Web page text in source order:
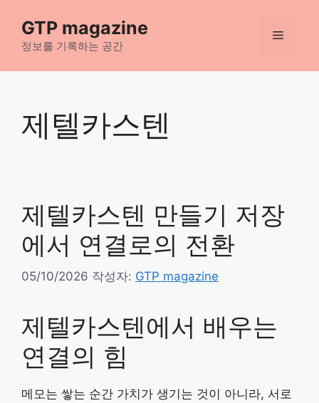
GTP magazine
정보를 기록하는 공간
메
제텔카스텐
제텔카스텐 만들기 저장
에서 연결로의 전환
05/10/2026 작성자: GTP magazine
제텔카스텐에서 배우는
연결의 힘
메모는 쌓는 순간 가치가 생기는 것이 아니라, 서로